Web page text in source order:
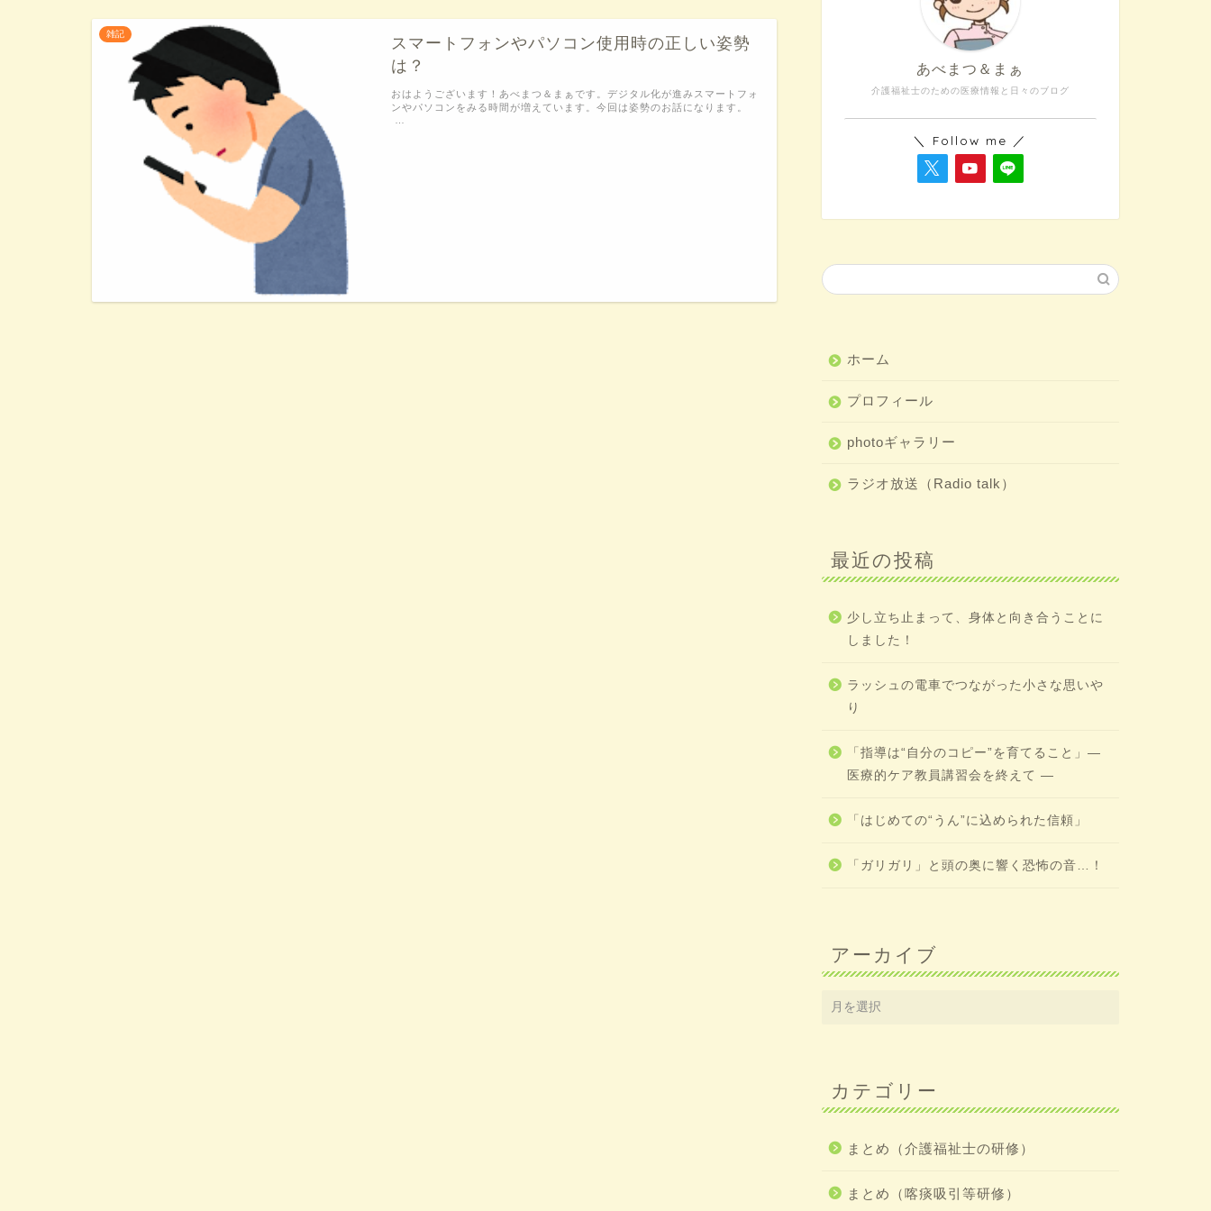
雑記
スマートフォンやパソコン使用時の正しい姿勢
は？
おはようございます！あべまつ＆まぁです。デジタル化が進みスマートフォ
ンやパソコンをみる時間が増えています。今回は姿勢のお話になります。
介護福祉士のための医療情報と日々のブログ
あべまつ＆まぁ
＼ Follow me ／
ホーム
プロフィール
photoギャラリー
ラジオ放送（Radio talk）
最近の投稿
少し立ち止まって、身体と向き合うことに
しました！
ラッシュの電車でつながった小さな思いや
り
「指導は“自分のコピー”を育てること」―
医療的ケア教員講習会を終えて ―
「はじめての“うん”に込められた信頼」
「ガリガリ」と頭の奥に響く恐怖の音…！
アーカイブ
カテゴリー
まとめ（介護福祉士の研修）
まとめ（喀痰吸引等研修）